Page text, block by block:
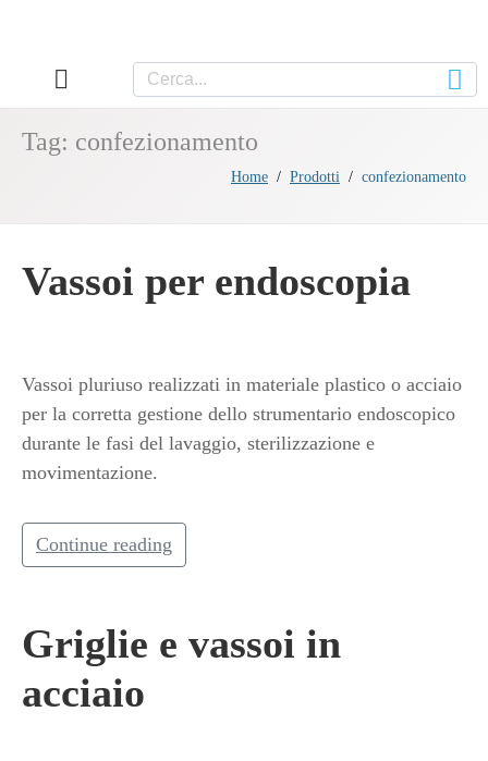
Tag: confezionamento
Home Prodotti confezionamento
Vassoi per endoscopia
Vassoi pluriuso realizzati in materiale plastico o acciaio
per la corretta gestione dello strumentario endoscopico
durante le fasi del lavaggio, sterilizzazione e
movimentazione.
Continue reading
Griglie e vassoi in
acciaio